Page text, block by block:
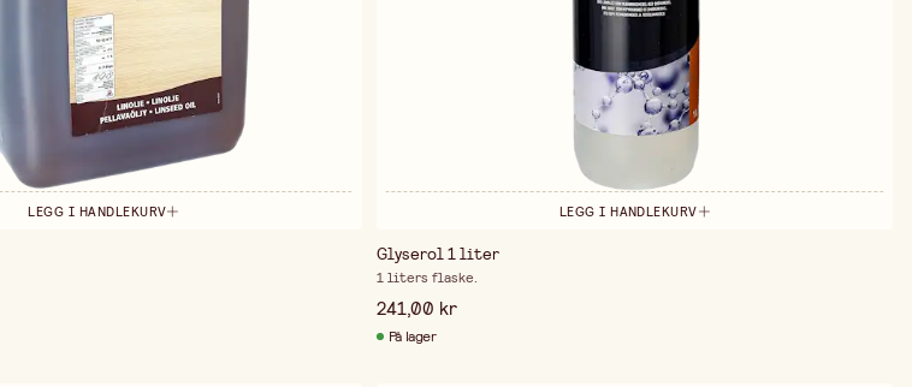
LEGG I HANDLEKURV LEGG I HANDLEKURV
Glyserol 1 liter
1 liters flaske.
241,00 kr
På lager